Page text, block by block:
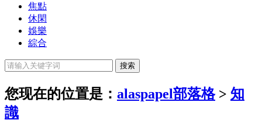
焦點
休閑
娛樂
綜合
您现在的位置是： alaspapel部落格> 知
識